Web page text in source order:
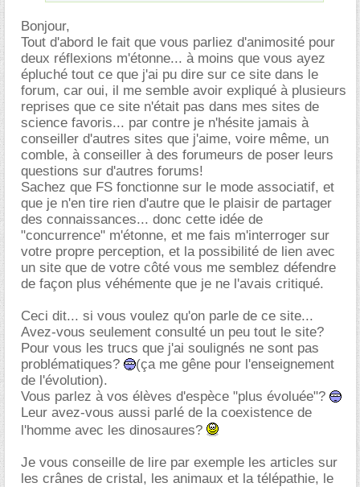
Bonjour,
Tout d'abord le fait que vous parliez d'animosité pour
deux réflexions m'étonne... à moins que vous ayez
épluché tout ce que j'ai pu dire sur ce site dans le
forum, car oui, il me semble avoir expliqué à plusieurs
reprises que ce site n'était pas dans mes sites de
science favoris... par contre je n'hésite jamais à
conseiller d'autres sites que j'aime, voire même, un
comble, à conseiller à des forumeurs de poser leurs
questions sur d'autres forums!
Sachez que FS fonctionne sur le mode associatif, et
que je n'en tire rien d'autre que le plaisir de partager
des connaissances... donc cette idée de
"concurrence" m'étonne, et me fais m'interroger sur
votre propre perception, et la possibilité de lien avec
un site que de votre côté vous me semblez défendre
de façon plus véhémente que je ne l'avais critiqué.
Ceci dit... si vous voulez qu'on parle de ce site...
Avez-vous seulement consulté un peu tout le site?
Pour vous les trucs que j'ai soulignés ne sont pas
problématiques?
(ça me gêne pour l'enseignement
de l'évolution).
Vous parlez à vos élèves d'espèce "plus évoluée"?
Leur avez-vous aussi parlé de la coexistence de
l'homme avec les dinosaures?
Je vous conseille de lire par exemple les articles sur
les crânes de cristal, les animaux et la télépathie, le